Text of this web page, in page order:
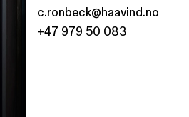
c.ronbeck@haavind.no
+47 979 50 083